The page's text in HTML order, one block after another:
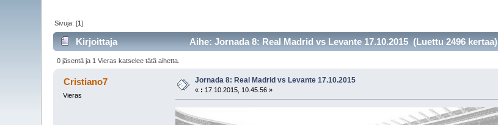
Sivuja: [1]
Kirjoittaja Aihe: Jornada 8: Real Madrid vs Levante 17.10.2015 (Luettu 2496 kertaa)
0 jäsentä ja 1 Vieras katselee tätä aihetta.
Cristiano7
Vieras
Jornada 8: Real Madrid vs Levante 17.10.2015
« : 17.10.2015, 10.45.56 »